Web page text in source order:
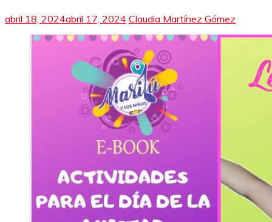
abril 18, 2024abril 17, 2024 Claudia Martínez Gómez